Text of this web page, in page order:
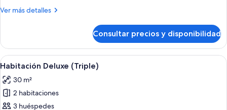
1
matrimonio
Ver más detalles
Más
Confort
doble,
1
de
matrimonio
Consultar precios y disponibilidad
Abrir
todas
las
fotos
de
Minibar, caja fuerte, escritorio y
12
Habitación Deluxe (Triple)
30 m²
2 habitaciones
3 huéspedes